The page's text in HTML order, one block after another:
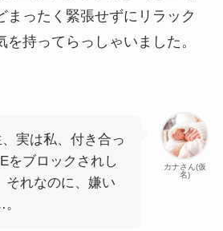
まったく緊張せずにリラック
持ってらっしゃいました。
カナさん(仮
名)
実は私、付き合っ
をブロックされし
それなのに、嫌い